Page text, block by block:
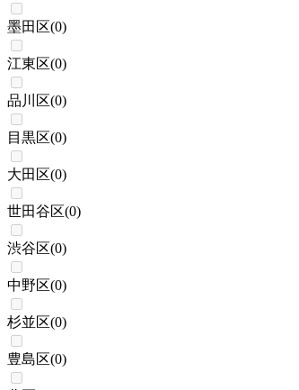
墨田区(0)
江東区(0)
品川区(0)
目黒区(0)
大田区(0)
世田谷区(0)
渋谷区(0)
中野区(0)
杉並区(0)
豊島区(0)